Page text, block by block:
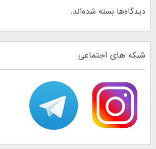
دیدگاه‌ها بسته شده‌اند.
شبکه های اجتماعی